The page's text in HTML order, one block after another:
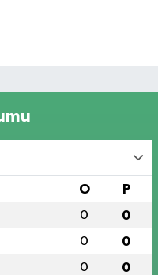
O P
0 0
0 0
0 0